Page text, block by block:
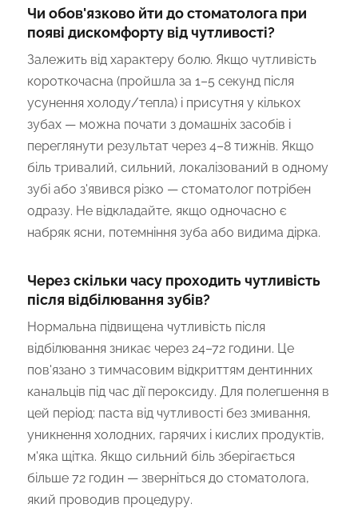
Чи обов'язково йти до стоматолога при
появі дискомфорту від чутливості?
Залежить від характеру болю. Якщо чутливість
короткочасна (пройшла за 1–5 секунд після
усунення холоду/тепла) і присутня у кількох
зубах — можна почати з домашніх засобів і
переглянути результат через 4–8 тижнів. Якщо
біль тривалий, сильний, локалізований в одному
зубі або з'явився різко — стоматолог потрібен
одразу. Не відкладайте, якщо одночасно є
набряк ясни, потемніння зуба або видима дірка.
Через скільки часу проходить чутливість
після відбілювання зубів?
Нормальна підвищена чутливість після
відбілювання зникає через 24–72 години. Це
пов'язано з тимчасовим відкриттям дентинних
канальців під час дії пероксиду. Для полегшення в
цей період: паста від чутливості без змивання,
уникнення холодних, гарячих і кислих продуктів,
м'яка щітка. Якщо сильний біль зберігається
більше 72 годин — зверніться до стоматолога,
який проводив процедуру.